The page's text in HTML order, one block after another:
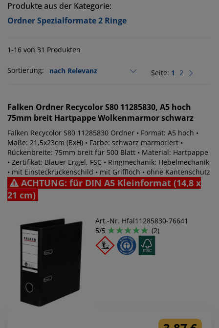
Produkte aus der Kategorie:
Ordner Spezialformate 2 Ringe
1-16 von 31 Produkten
Sortierung: Seite: 1 2
Falken Ordner Recycolor S80 11285830, A5 hoch
75mm breit Hartpappe Wolkenmarmor schwarz
Falken Recycolor S80 11285830 Ordner • Format: A5 hoch •
Maße: 21,5x23cm (BxH) • Farbe: schwarz marmoriert •
Rückenbreite: 75mm breit für 500 Blatt • Material: Hartpappe
• Zertifikat: Blauer Engel, FSC • Ringmechanik: Hebelmechanik
• mit Einsteckrückenschild • mit Griffloch • ohne Kantenschutz
ACHTUNG: für DIN A5 Kleinformat (14,8 x
21 cm)
Art.-Nr. Hfal11285830-76641
5/5
(2)